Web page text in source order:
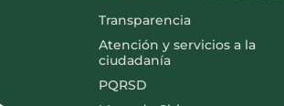
Transparencia
Atención y servicios a la
ciudadanía
PQRSD